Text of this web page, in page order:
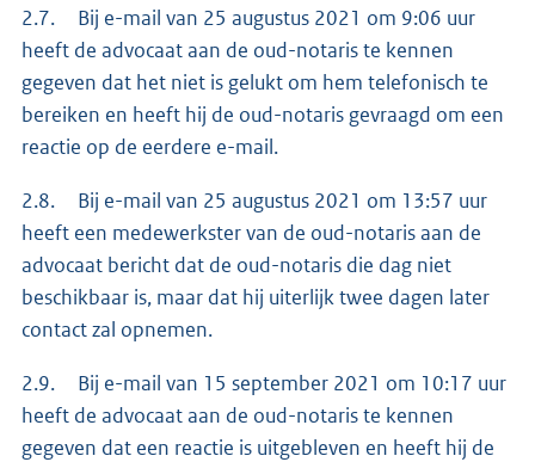
2.7. Bij e-mail van 25 augustus 2021 om 9:06 uur
heeft de advocaat aan de oud-notaris te kennen
gegeven dat het niet is gelukt om hem telefonisch te
bereiken en heeft hij de oud-notaris gevraagd om een
reactie op de eerdere e-mail.
2.8. Bij e-mail van 25 augustus 2021 om 13:57 uur
heeft een medewerkster van de oud-notaris aan de
advocaat bericht dat de oud-notaris die dag niet
beschikbaar is, maar dat hij uiterlijk twee dagen later
contact zal opnemen.
2.9. Bij e-mail van 15 september 2021 om 10:17 uur
heeft de advocaat aan de oud-notaris te kennen
gegeven dat een reactie is uitgebleven en heeft hij de